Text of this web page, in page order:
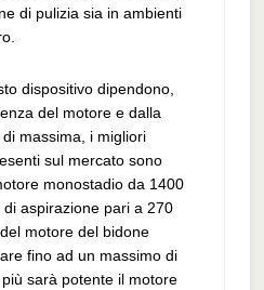
di pulizia sia in ambienti
dispositivo dipendono,
del motore e dalla
massima, i migliori
sul mercato sono
monostadio da 1400
aspirazione pari a 270
motore del bidone
fino ad un massimo di
sarà potente il motore